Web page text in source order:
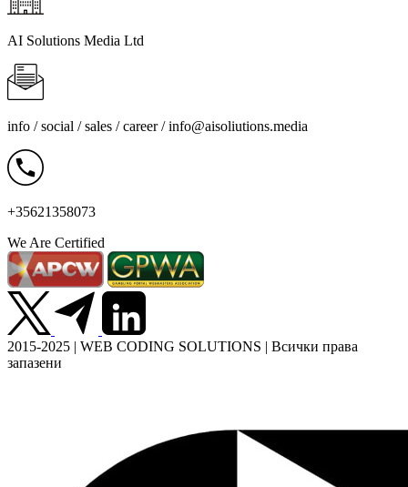
AI Solutions Media Ltd
info / social / sales / career /info@aisoliutions.media
+35621358073
We Are Certified
2015-2025 | WEB CODING SOLUTIONS | Всички права
запазени